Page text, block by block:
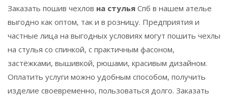
Заказать пошив чехлов на стулья Спб в нашем ателье
выгодно как оптом, так и в розницу. Предприятия и
частные лица на выгодных условиях могут пошить чехлы
на стулья со спинкой, с практичным фасоном,
застёжками, вышивкой, рюшами, красивым дизайном.
Оплатить услуги можно удобным способом, получить
изделие своевременно, пользоваться долго. Заказать